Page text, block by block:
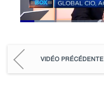
Loaded:
VIDÉO PRÉCÉDENTE